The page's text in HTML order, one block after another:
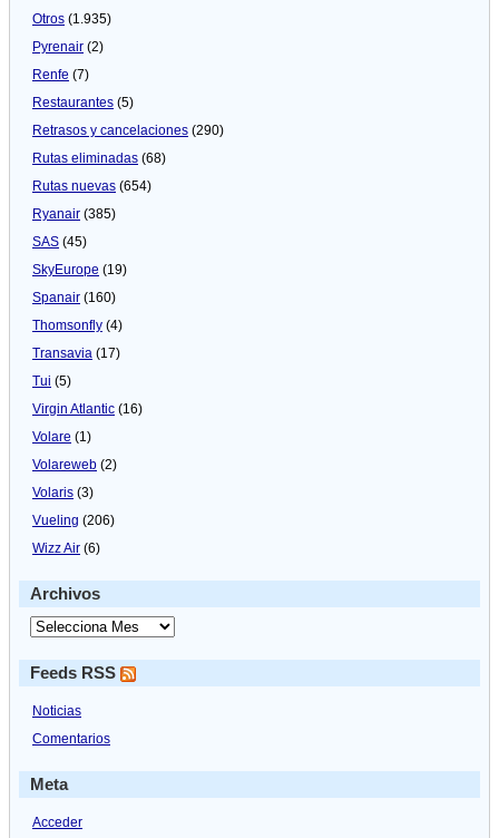
Otros (1.935)
Pyrenair (2)
Renfe (7)
Restaurantes (5)
Retrasos y cancelaciones (290)
Rutas eliminadas (68)
Rutas nuevas (654)
Ryanair (385)
SAS (45)
SkyEurope (19)
Spanair (160)
Thomsonfly (4)
Transavia (17)
Tui (5)
Virgin Atlantic (16)
Volare (1)
Volareweb (2)
Volaris (3)
Vueling (206)
Wizz Air (6)
Archivos
Feeds RSS
Noticias
Comentarios
Meta
Acceder